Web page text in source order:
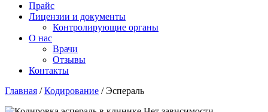
Прайс
Лицензии и документы
Контролирующие органы
О нас
Врачи
Отзывы
Контакты
Главная /Кодирование /Эспераль